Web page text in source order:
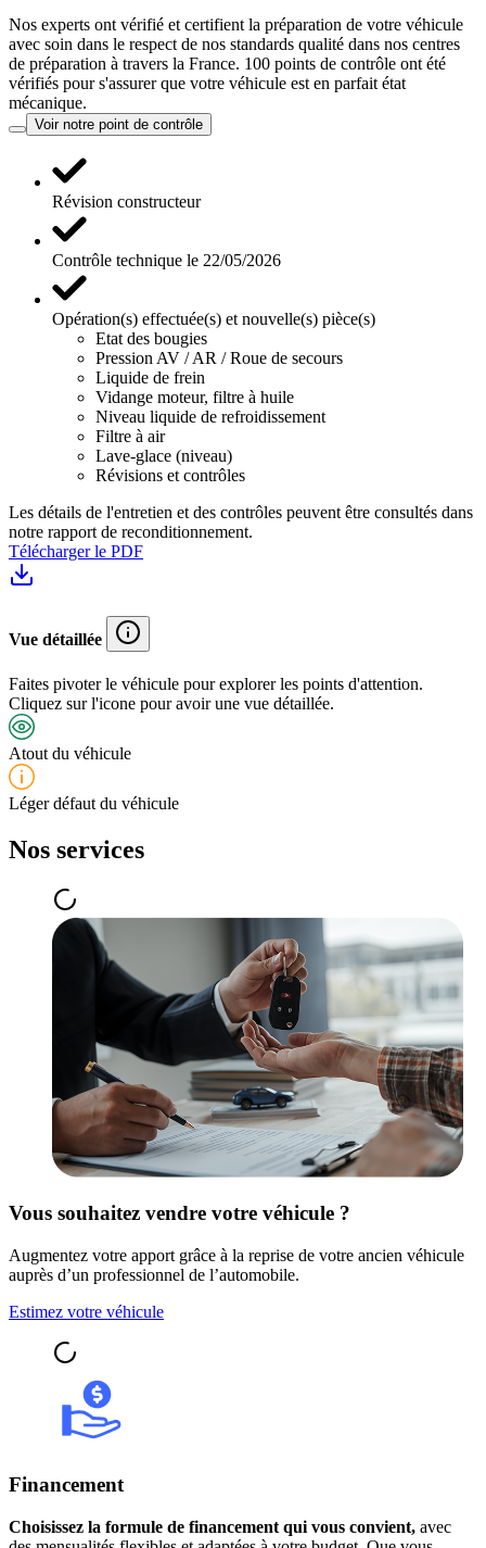
Nos experts ont vérifié et certifient la préparation de votre véhicule
avec soin dans le respect de nos standards qualité dans nos centres
de préparation à travers la France. 100 points de contrôle ont été
vérifiés pour s'assurer que votre véhicule est en parfait état
mécanique.
Voir notre point de contrôle
Révision constructeur
Contrôle technique le 22/05/2026
Opération(s) effectuée(s) et nouvelle(s) pièce(s)
Etat des bougies
Pression AV / AR / Roue de secours
Liquide de frein
Vidange moteur, filtre à huile
Niveau liquide de refroidissement
Filtre à air
Lave-glace (niveau)
Révisions et contrôles
Les détails de l'entretien et des contrôles peuvent être consultés dans
notre rapport de reconditionnement.
Télécharger le PDF
Vue détaillée
Faites pivoter le véhicule pour explorer les points d'attention.
Cliquez sur l'icone pour avoir une vue détaillée.
Atout du véhicule
Léger défaut du véhicule
Nos services
Vous souhaitez vendre votre véhicule ?
Augmentez votre apport grâce à la reprise de votre ancien véhicule
auprès d’un professionnel de l’automobile.
Estimez votre véhicule
Financement
Choisissez la formule de financement qui vous convient, avec